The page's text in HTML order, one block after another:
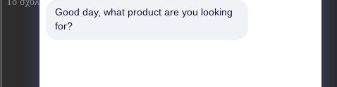
Good day, what product are you looking
for?